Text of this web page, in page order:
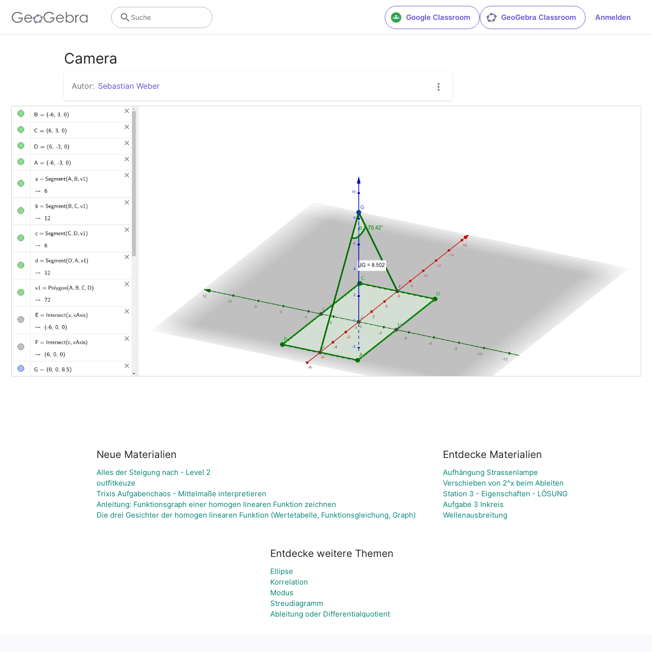
Google Classroom GeoGebra Classroom Anmelden
Suche
Camera
Autor: Sebastian Weber
Neue Materialien
Alles der Steigung nach - Level 2
outfitkeuze
Trixis Aufgabenchaos - Mittelmaße interpretieren
Anleitung: Funktionsgraph einer homogen linearen Funktion zeichnen
Die drei Gesichter der homogen linearen Funktion (Wertetabelle, Funktionsgleichung, Graph)
Entdecke Materialien
Aufhängung Strassenlampe
Verschieben von 2^x beim Ableiten
Station 3 - Eigenschaften - LÖSUNG
Aufgabe 3 Inkreis
Wellenausbreitung
Entdecke weitere Themen
Ellipse
Korrelation
Modus
Streudiagramm
Ableitung oder Differentialquotient